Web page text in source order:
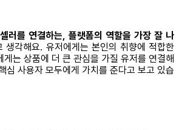
러를 연결하는, 플랫폼의 역할을 가장 잘 나
생각해요. 유저에게는 본인의 취향에 적합한
는 상품에 더 큰 관심을 가질 유저를 연결해
심 사용자 모두에게 가치를 준다고 보고 있습